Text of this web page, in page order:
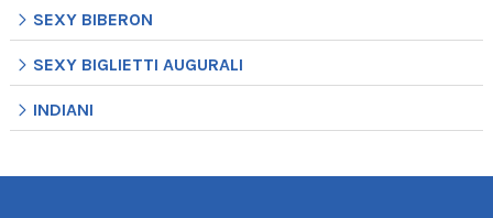
SEXY BIBERON
SEXY BIGLIETTI AUGURALI
INDIANI